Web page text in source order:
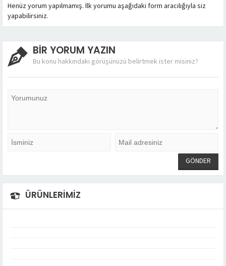
Henüz yorum yapılmamış. İlk yorumu aşağıdaki form aracılığıyla siz
yapabilirsiniz.
BİR YORUM YAZIN
Bu konu hakkındaki görüşünüzü belirtmek ister misiniz?
ÜRÜNLERİMİZ